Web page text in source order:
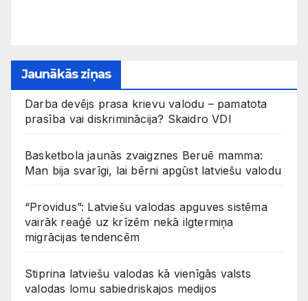
Jaunākās ziņas
Darba devējs prasa krievu valodu – pamatota
prasība vai diskriminācija? Skaidro VDI
Basketbola jaunās zvaigznes Beruē mamma:
Man bija svarīgi, lai bērni apgūst latviešu valodu
“Providus”: Latviešu valodas apguves sistēma
vairāk reaģē uz krīzēm nekā ilgtermiņa
migrācijas tendencēm
Stiprina latviešu valodas kā vienīgās valsts
valodas lomu sabiedriskajos medijos